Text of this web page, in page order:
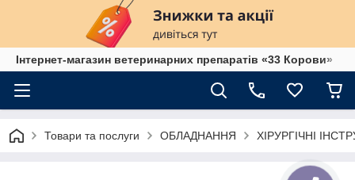
Інтернет-магазин ветеринарних препаратів «33 Корови»
Товари та послуги ОБЛАДНАННЯ ХІРУРГІЧНІ